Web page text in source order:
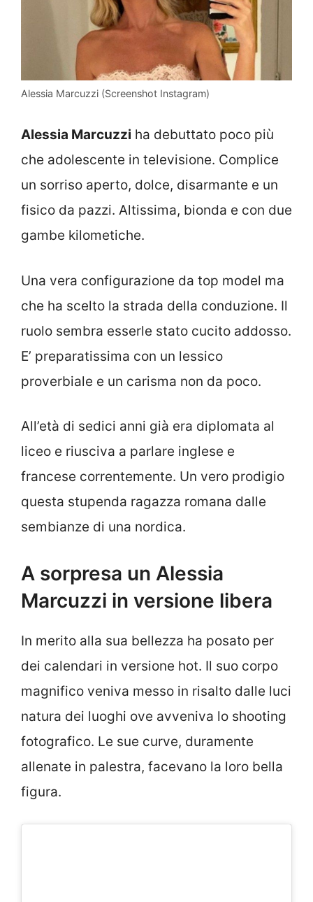
Alessia Marcuzzi (Screenshot Instagram)
Alessia Marcuzzi ha debuttato poco più
che adolescente in televisione. Complice
un sorriso aperto, dolce, disarmante e un
fisico da pazzi. Altissima, bionda e con due
gambe kilometiche.
Una vera configurazione da top model ma
che ha scelto la strada della conduzione. Il
ruolo sembra esserle stato cucito addosso.
E’ preparatissima con un lessico
proverbiale e un carisma non da poco.
All’età di sedici anni già era diplomata al
liceo e riusciva a parlare inglese e
francese correntemente. Un vero prodigio
questa stupenda ragazza romana dalle
sembianze di una nordica.
A sorpresa un Alessia
Marcuzzi in versione libera
In merito alla sua bellezza ha posato per
dei calendari in versione hot. Il suo corpo
magnifico veniva messo in risalto dalle luci
natura dei luoghi ove avveniva lo shooting
fotografico. Le sue curve, duramente
allenate in palestra, facevano la loro bella
figura.